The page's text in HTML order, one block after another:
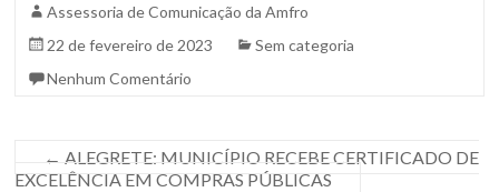
Assessoria de Comunicação da Amfro
22 de fevereiro de 2023
Sem categoria
Nenhum Comentário
← ALEGRETE: MUNICÍPIO RECEBE CERTIFICADO DE
EXCELÊNCIA EM COMPRAS PÚBLICAS